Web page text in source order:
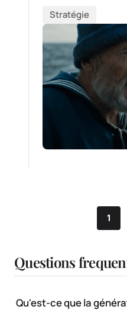
Stratégie
1
Questions
Qu'est-ce que la